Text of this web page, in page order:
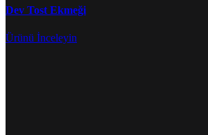
Dev Tost Ekmeği
Ürünü İnceleyin